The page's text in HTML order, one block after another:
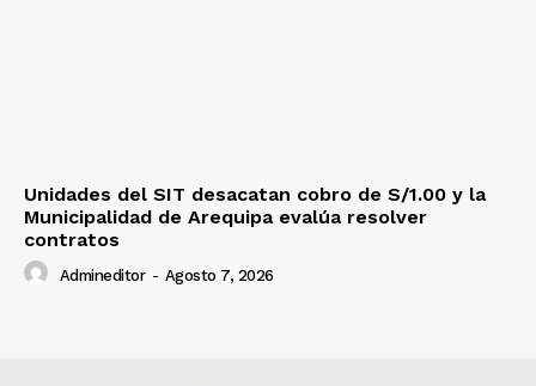
Unidades del SIT desacatan cobro de S/1.00 y la
Municipalidad de Arequipa evalúa resolver
contratos
Admineditor - Agosto 7, 2026